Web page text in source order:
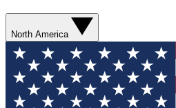
North America